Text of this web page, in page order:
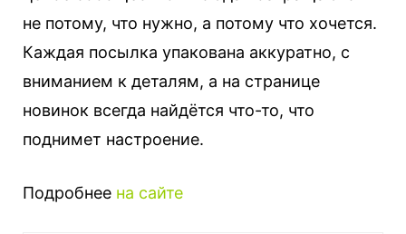
не потому, что нужно, а потому что хочется.
Каждая посылка упакована аккуратно, с
вниманием к деталям, а на странице
новинок всегда найдётся что-то, что
поднимет настроение.
Подробнее на сайте